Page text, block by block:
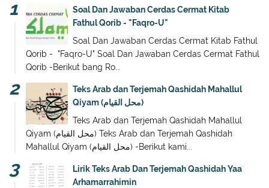
Soal Dan Jawaban Cerdas Cermat Kitab
Fathul Qorib - "Faqro-U"
Soal Dan Jawaban Cerdas Cermat Kitab Fathul
Qorib - "Faqro-U" Soal Dan Jawaban Cerdas Cermat Fathul
Qorib -Berikut bang Ro...
Teks Arab dan Terjemah Qashidah Mahallul
Qiyam (محل القيام)
Teks Arab dan Terjemah Qashidah Mahallul
Qiyam (محل القيام) Teks Arab dan Terjemah Qashidah
Mahallul Qiyam (محل القيام) -Berikut kami...
Lirik Teks Arab Dan Terjemah Qashidah Yaa
Arhamarrahimin